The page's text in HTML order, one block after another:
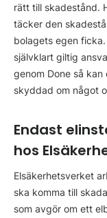
rätt till skadestånd.
täcker den
bolagets egen
självklart giltig
genom Done så
skyddad om något
Endast
hos
Elsäkerhetsverket
ska komma till
som avgör om ett